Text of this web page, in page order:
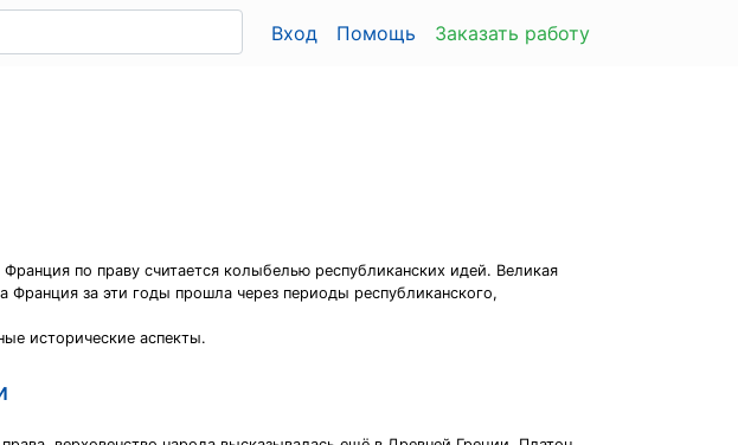
Вход Помощь Заказать работу
по праву считается колыбелью республиканских идей. Великая
за эти годы прошла через периоды республиканского,
исторические аспекты.